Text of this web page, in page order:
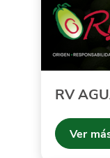
RV
Ver